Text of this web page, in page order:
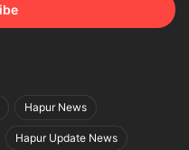
Hapur News
Hapur Update News